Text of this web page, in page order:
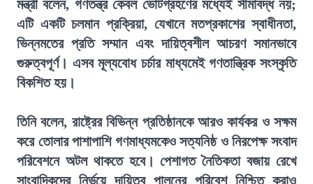
মন্ত্রী বলেন, গণতন্ত্র কেবল ভোটগ্রহণের মধ্যেই সীমাবদ্ধ নয়;
এটি একটি চলমান প্রক্রিয়া, যেখানে মতপ্রকাশের স্বাধীনতা,
ভিন্নমতের প্রতি সম্মান এবং দায়িত্বশীল আচরণ সমানভাবে
গুরুত্বপূর্ণ। এসব মূল্যবোধ চর্চার মাধ্যমেই গণতান্ত্রিক সংস্কৃতি
বিকশিত হয়।
তিনি বলেন, রাষ্ট্রের বিভিন্ন প্রতিষ্ঠানকে আরও কার্যকর ও সক্ষম
করে তোলার পাশাপাশি গণমাধ্যমকেও সত্যনিষ্ঠ ও নিরপেক্ষ সংবাদ
পরিবেশনে অটল থাকতে হবে। পেশাগত নৈতিকতা বজায় রেখে
সাংবাদিকদের নির্ভয়ে দায়িত্ব পালনের পরিবেশ নিশ্চিত করাও